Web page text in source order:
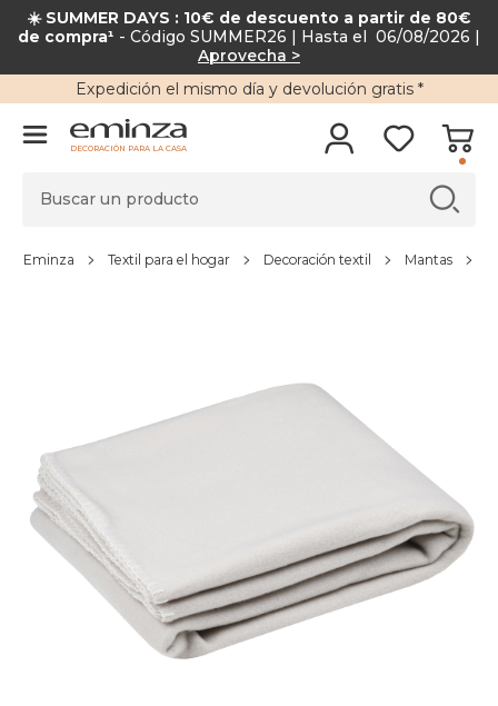
☀️ SUMMER DAYS : 10€ de descuento a partir de 80€
de compra¹ - Código SUMMER26 | Hasta el 06/08/2026 |
Aprovecha >
Expedición el mismo día y devolución gratis*
DECORACIÓN PARA LA CASA
Eminza Textil para el hogar Decoración textil Mantas